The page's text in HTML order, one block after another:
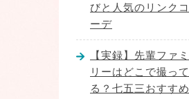
びと人気のリンクコ
ーデ
【実録】先輩ファミ
リーはどこで撮って
る？七五三おすすめ